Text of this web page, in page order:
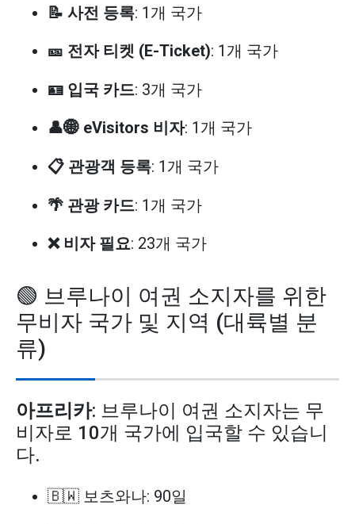
📝 사전 등록: 1개 국가
🎫 전자 티켓 (E-Ticket): 1개 국가
🪪 입국 카드: 3개 국가
👤🌐 eVisitors 비자: 1개 국가
📋 관광객 등록: 1개 국가
🌴 관광 카드: 1개 국가
❌ 비자 필요: 23개 국가
🟢 브루나이 여권 소지자를 위한
무비자 국가 및 지역 (대륙별 분
류)
아프리카: 브루나이 여권 소지자는 무
비자로 10개 국가에 입국할 수 있습니
다.
🇧🇼 보츠와나: 90일